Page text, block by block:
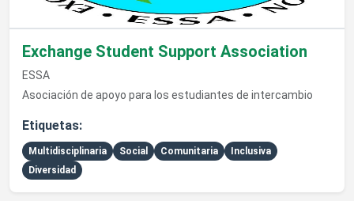
Exchange Student Support Association
ESSA
Asociación de apoyo para los estudiantes de intercambio
Etiquetas:
Multidisciplinaria Social Comunitaria
Inclusiva
Diversidad